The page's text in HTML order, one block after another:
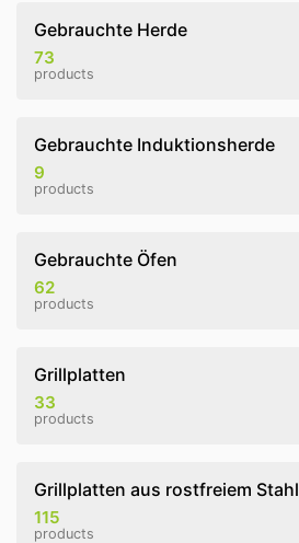
Gebrauchte Herde
73
products
Gebrauchte Induktionsherde
9
products
Gebrauchte Öfen
62
products
Grillplatten
33
products
Grillplatten aus rostfreiem Stahl
115
products